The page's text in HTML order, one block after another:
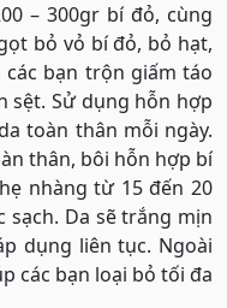
– 300gr bí đỏ, cùng
bỏ vỏ bí đỏ, bỏ hạt,
các bạn trộn giấm táo
sệt. Sử dụng hỗn hợp
toàn thân mỗi ngày.
thân, bôi hỗn hợp bí
nhàng từ 15 đến 20
sạch. Da sẽ trắng mịn
dụng liên tục. Ngoài
các bạn loại bỏ tối đa